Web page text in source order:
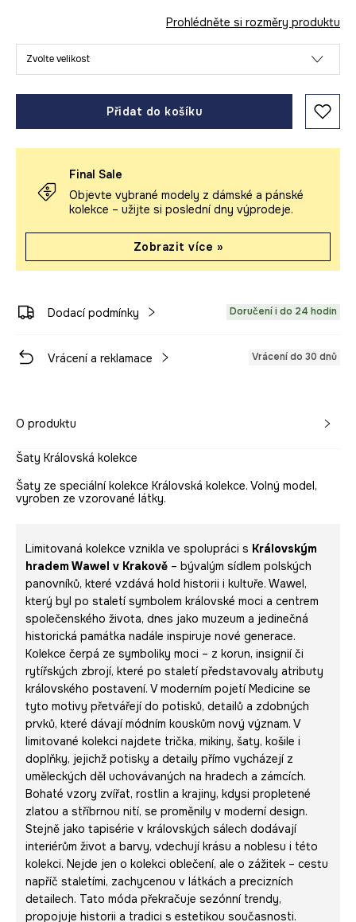
Prohlédněte si rozměry produktu
Zvolte velikost
Přidat do košíku
Final Sale
Objevte vybrané modely z dámské a pánské
kolekce – užijte si poslední dny výprodeje.
Zobrazit více »
Dodací podmínky Doručení i do 24 hodin
Vrácení a reklamace Vrácení do 30 dnů
O produktu
Šaty Královská kolekce
Šaty ze speciální kolekce Královská kolekce. Volný model,
vyroben ze vzorované látky.
Limitovaná kolekce vznikla ve spolupráci s Královským
hradem Wawel v Krakově – bývalým sídlem polských
panovníků, které vzdává hold historii i kultuře. Wawel,
který byl po staletí symbolem královské moci a centrem
společenského života, dnes jako muzeum a jedinečná
historická památka nadále inspiruje nové generace.
Kolekce čerpá ze symboliky moci – z korun, insignií či
rytířských zbrojí, které po staletí představovaly atributy
královského postavení. V moderním pojetí Medicine se
tyto motivy přetvářejí do potisků, detailů a zdobných
prvků, které dávají módním kouskům nový význam. V
limitované kolekci najdete trička, mikiny, šaty, košile i
doplňky, jejichž potisky a detaily přímo vycházejí z
uměleckých děl uchovávaných na hradech a zámcích.
Bohaté vzory zvířat, rostlin a krajiny, kdysi propletené
zlatou a stříbrnou nití, se proměnily v moderní design.
Stejně jako tapisérie v královských sálech dodávají
interiérům život a barvy, vdechují krásu a noblesu i této
kolekci. Nejde jen o kolekci oblečení, ale o zážitek – cestu
napříč staletími, zachycenou v látkách a precizních
detailech. Tato móda překračuje sezónní trendy,
propojuje historii a tradici s estetikou současnosti.